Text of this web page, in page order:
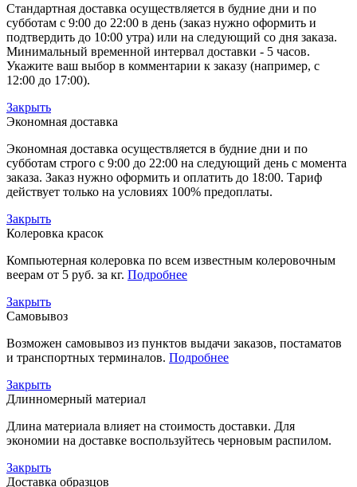
Стандартная доставка осуществляется в будние дни и по
субботам с 9:00 до 22:00 в день (заказ нужно оформить и
подтвердить до 10:00 утра) или на следующий со дня заказа.
Минимальный временной интервал доставки - 5 часов.
Укажите ваш выбор в комментарии к заказу (например, с
12:00 до 17:00).
Закрыть
Экономная доставка
Экономная доставка осуществляется в будние дни и по
субботам строго с 9:00 до 22:00 на следующий день с момента
заказа. Заказ нужно оформить и оплатить до 18:00. Тариф
действует только на условиях 100% предоплаты.
Закрыть
Колеровка красок
Компьютерная колеровка по всем известным колеровочным
веерам от 5 руб. за кг. Подробнее
Закрыть
Самовывоз
Возможен самовывоз из пунктов выдачи заказов, постаматов
и транспортных терминалов. Подробнее
Закрыть
Длинномерный материал
Длина материала влияет на стоимость доставки. Для
экономии на доставке воспользуйтесь черновым распилом.
Закрыть
Доставка образцов